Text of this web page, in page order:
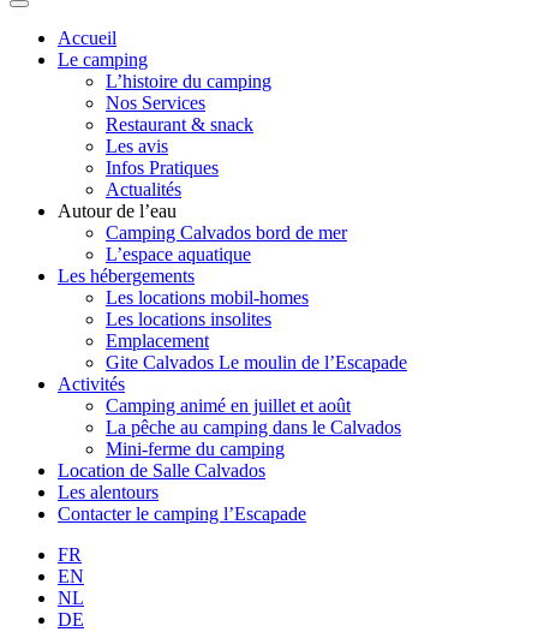
Accueil
Le camping
L’histoire du camping
Nos Services
Restaurant & snack
Les avis
Infos Pratiques
Actualités
Autour de l’eau
Camping Calvados bord de mer
L’espace aquatique
Les hébergements
Les locations mobil-homes
Les locations insolites
Emplacement
Gite Calvados Le moulin de l’Escapade
Activités
Camping animé en juillet et août
La pêche au camping dans le Calvados
Mini-ferme du camping
Location de Salle Calvados
Les alentours
Contacter le camping l’Escapade
FR
EN
NL
DE